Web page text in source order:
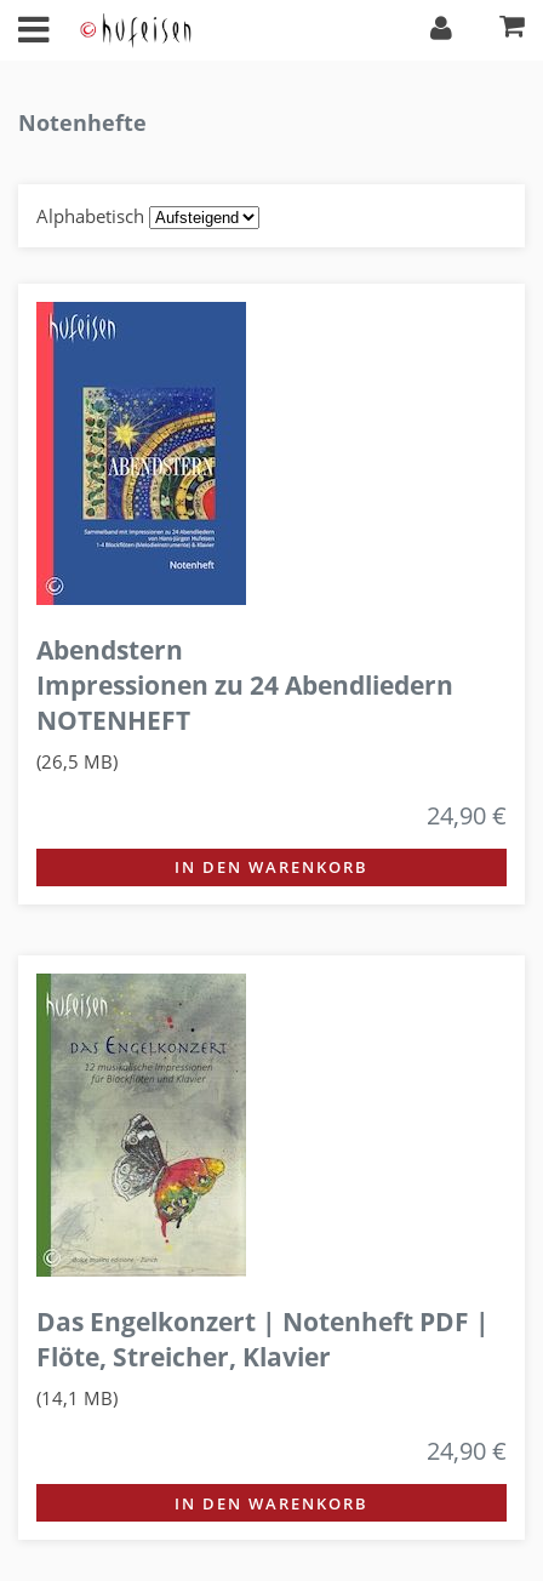
Notenhefte
Alphabetisch
Abendstern
Impressionen zu 24 Abendliedern
NOTENHEFT
(26,5 MB)
24,90 €
IN DEN WARENKORB
Das Engelkonzert | Notenheft PDF |
Flöte, Streicher, Klavier
(14,1 MB)
24,90 €
IN DEN WARENKORB